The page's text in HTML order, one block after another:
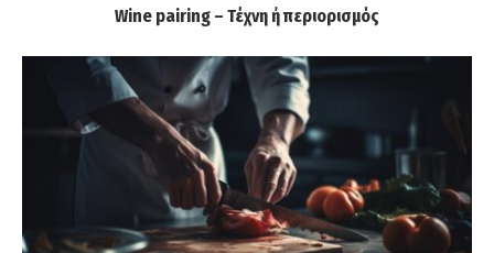
Wine pairing – Τέχνη ή περιορισμός